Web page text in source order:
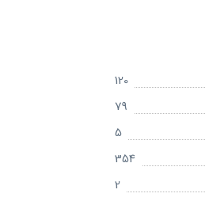
120
79
5
354
2